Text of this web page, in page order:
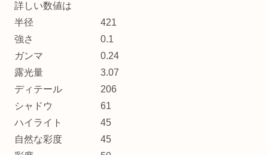
詳しい数値は
半径 421
強さ 0.1
ガンマ 0.24
露光量 3.07
ディテール 206
シャドウ 61
ハイライト 45
自然な彩度 45